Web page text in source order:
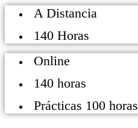
A Distancia
140 Horas
Online
140 horas
Prácticas 100 horas